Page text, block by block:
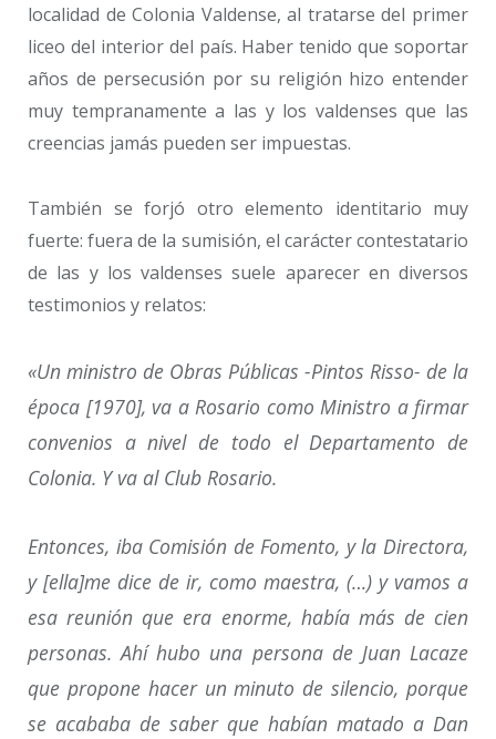
localidad de Colonia Valdense, al tratarse del primer
liceo del interior del país. Haber tenido que soportar
años de persecusión por su religión hizo entender
muy tempranamente a las y los valdenses que las
creencias jamás pueden ser impuestas.
También se forjó otro elemento identitario muy
fuerte: fuera de la sumisión, el carácter contestatario
de las y los valdenses suele aparecer en diversos
testimonios y relatos:
«Un ministro de Obras Públicas -Pintos Risso- de la
época [1970], va a Rosario como Ministro a firmar
convenios a nivel de todo el Departamento de
Colonia. Y va al Club Rosario.
Entonces, iba Comisión de Fomento, y la Directora,
y [ella]me dice de ir, como maestra, (…) y vamos a
esa reunión que era enorme, había más de cien
personas. Ahí hubo una persona de Juan Lacaze
que propone hacer un minuto de silencio, porque
se acababa de saber que habían matado a Dan